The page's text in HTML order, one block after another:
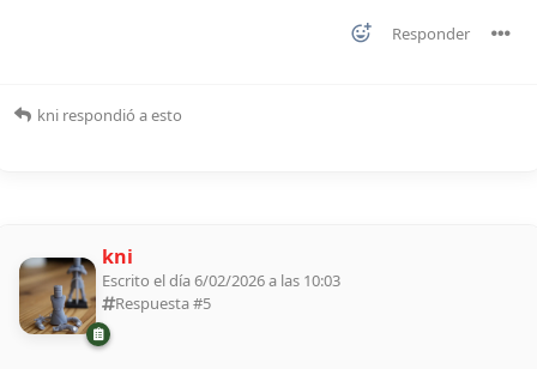
Responder
kni respondió a esto
kni
Escrito el día 6/02/2026 a las 10:03
Respuesta #5